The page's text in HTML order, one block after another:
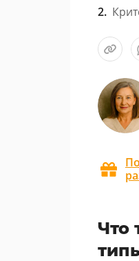
Что